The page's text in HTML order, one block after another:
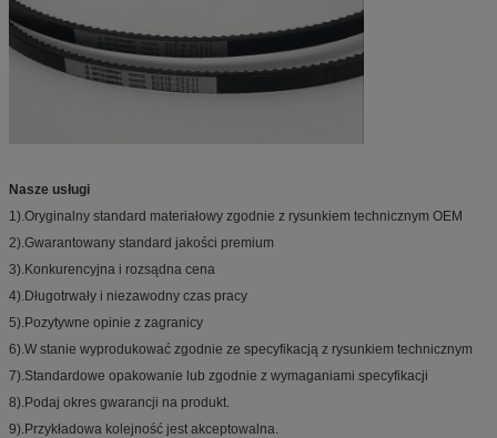
Nasze usługi
1).Oryginalny standard materiałowy zgodnie z rysunkiem technicznym OEM
2).Gwarantowany standard jakości premium
3).Konkurencyjna i rozsądna cena
4).Długotrwały i niezawodny czas pracy
5).Pozytywne opinie z zagranicy
6).W stanie wyprodukować zgodnie ze specyfikacją z rysunkiem technicznym
7).Standardowe opakowanie lub zgodnie z wymaganiami specyfikacji
8).Podaj okres gwarancji na produkt.
9).Przykładowa kolejność jest akceptowalna.